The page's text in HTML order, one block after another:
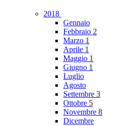
2018
Gennaio
Febbraio 2
Marzo 1
Aprile 1
Maggio 1
Giugno 1
Luglio
Agosto
Settembre 3
Ottobre 5
Novembre 8
Dicembre